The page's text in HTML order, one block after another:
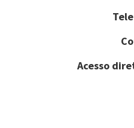
Acesso